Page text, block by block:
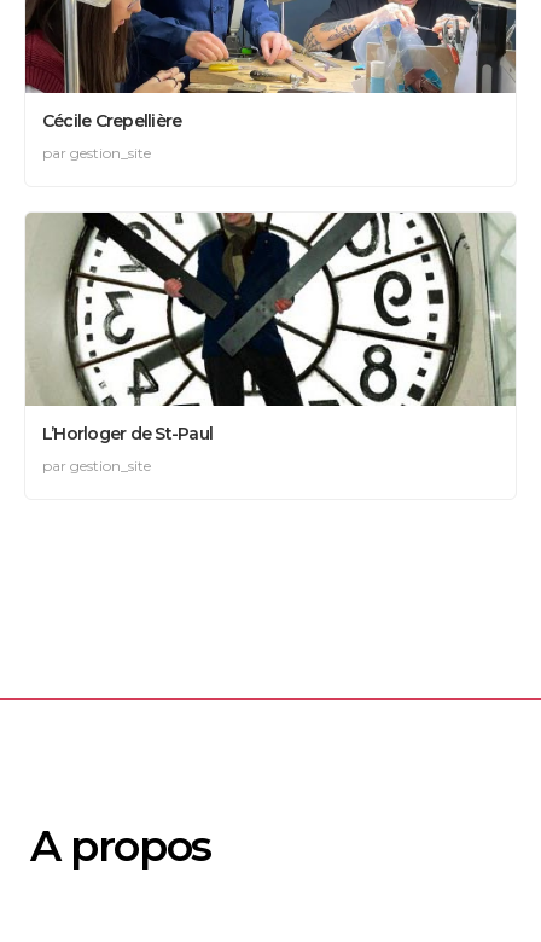
Cécile Crepellière
par gestion_site
L’Horloger de St-Paul
par gestion_site
A propos